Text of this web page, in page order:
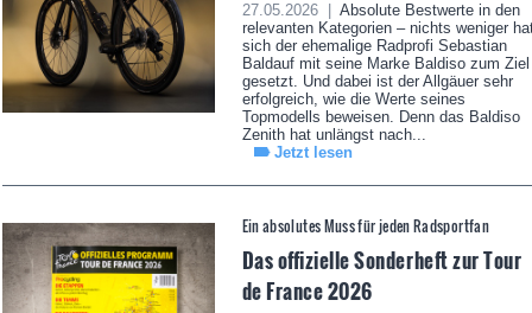
27.05.2026 |
Absolute Bestwerte in den
relevanten Kategorien – nichts weniger
sich der ehemalige Radprofi Sebastian
Baldauf mit seine Marke Baldiso zum Ziel
gesetzt. Und dabei ist der Allgäuer sehr
erfolgreich, wie die Werte seines
Topmodells beweisen. Denn das Baldiso
Zenith hat unlängst nach...
Jetzt lesen
Ein absolutes Muss für jeden Radsportfan
Das offizielle Sonderheft zur Tour
de France 2026